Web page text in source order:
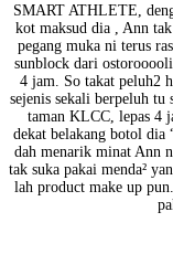
SMART ATHLETE,
kot maksud dia , Ann
pegang muka ni terus
sunblock dari
4 jam. So takat peluh2
sejenis sekali berpeluh tu
taman KLCC, lepas 4
dekat belakang botol dia
dah menarik minat Ann
tak suka pakai menda²
lah product make up